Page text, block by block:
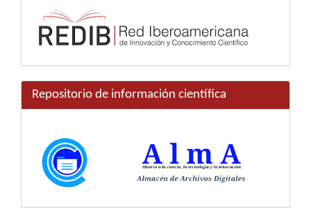
Repositorio de información científica